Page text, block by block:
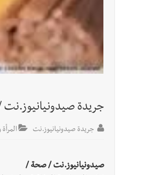
جريدة صيدونيانيوز.نت
جريدة صيدونيانيوز.نت
صيدونيانيوز.نت / صحة /